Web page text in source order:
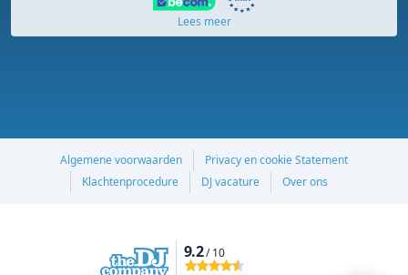
Lees meer
Algemene voorwaarden
Privacy en cookie Statement
Klachtenprocedure
DJ vacature Over ons
9.2/ 10